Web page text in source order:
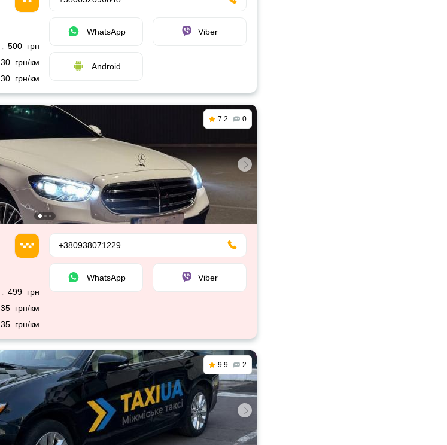
500 грн
30 грн/км
30 грн/км
WhatsApp Viber
Android
7.2 0
499 грн
35 грн/км
35 грн/км
+380938071229
WhatsApp Viber
9.9 2